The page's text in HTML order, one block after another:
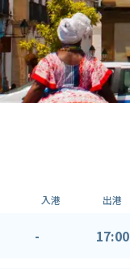
入港 出港
- 17:00